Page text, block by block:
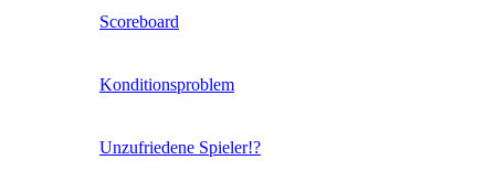
Scoreboard
Konditionsproblem
Unzufriedene Spieler!?